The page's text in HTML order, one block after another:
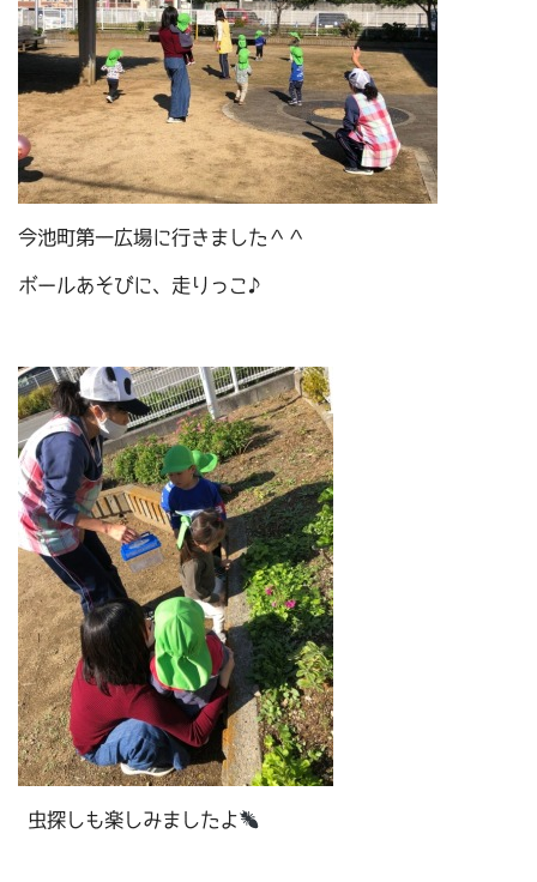
今池町第一広場に行きました＾＾
ボールあそびに、走りっこ♪
虫探しも楽しみましたよ